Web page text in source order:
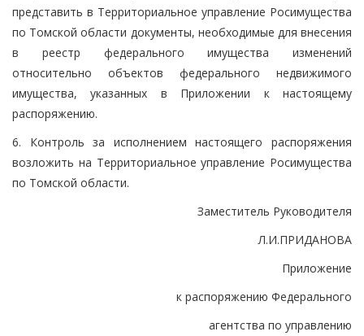
представить в Территориальное управление Росимущества
по Томской области документы, необходимые для внесения
в реестр федерального имущества изменений
относительно объектов федерального недвижимого
имущества, указанных в Приложении к настоящему
распоряжению.
6. Контроль за исполнением настоящего распоряжения
возложить на Территориальное управление Росимущества
по Томской области.
Заместитель Руководителя
Л.И.ПРИДАНОВА
Приложение
к распоряжению Федерального
агентства по управлению